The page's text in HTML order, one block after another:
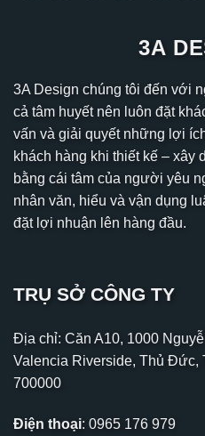
3A
3A Design chúng tôi đến với
cả tâm huyết nên luôn đặt
vấn và giải quyết những lợi
khách hàng khi thiết kế – xây
bằng cái tâm của người yêu
nhân văn, hiểu và vận dụng
đặt lợi nhuận lên hàng đầu.
TRỤ SỞ CÔNG TY
Địa chỉ: Căn A10, 1000
Valencia Riverside, Thủ Đức,
700000
Điện thoại: 0965 176 979